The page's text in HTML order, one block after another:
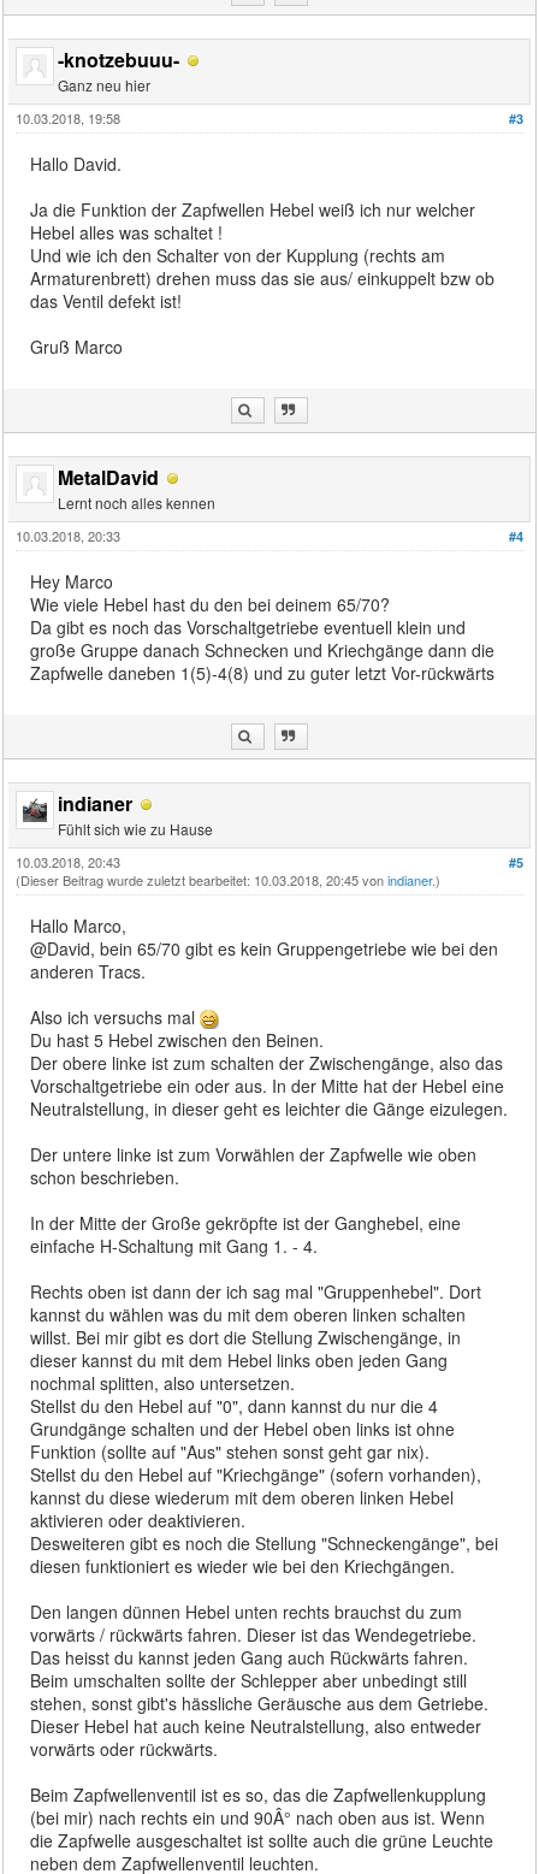
-knotzebuuu-
Ganz neu hier
#3
10.03.2018, 19:58
Hallo David.
Ja die Funktion der Zapfwellen Hebel weiß ich nur welcher
Hebel alles was schaltet !
Und wie ich den Schalter von der Kupplung (rechts am
Armaturenbrett) drehen muss das sie aus/ einkuppelt bzw ob
das Ventil defekt ist!
Gruß Marco
MetalDavid
Lernt noch alles kennen
#4
10.03.2018, 20:33
Hey Marco
Wie viele Hebel hast du den bei deinem 65/70?
Da gibt es noch das Vorschaltgetriebe eventuell klein und
große Gruppe danach Schnecken und Kriechgänge dann die
Zapfwelle daneben 1(5)-4(8) und zu guter letzt Vor-rückwärts
indianer
Fühlt sich wie zu Hause
#5
10.03.2018, 20:43
(Dieser Beitrag wurde zuletzt bearbeitet: 10.03.2018, 20:45 vonindianer.)
Hallo Marco,
@David, bein 65/70 gibt es kein Gruppengetriebe wie bei den
anderen Tracs.
Also ich versuchs mal
Du hast 5 Hebel zwischen den Beinen.
Der obere linke ist zum schalten der Zwischengänge, also das
Vorschaltgetriebe ein oder aus. In der Mitte hat der Hebel eine
Neutralstellung, in dieser geht es leichter die Gänge eizulegen.
Der untere linke ist zum Vorwählen der Zapfwelle wie oben
schon beschrieben.
In der Mitte der Große gekröpfte ist der Ganghebel, eine
einfache H-Schaltung mit Gang 1. - 4.
Rechts oben ist dann der ich sag mal "Gruppenhebel". Dort
kannst du wählen was du mit dem oberen linken schalten
willst. Bei mir gibt es dort die Stellung Zwischengänge, in
dieser kannst du mit dem Hebel links oben jeden Gang
nochmal splitten, also untersetzen.
Stellst du den Hebel auf "0", dann kannst du nur die 4
Grundgänge schalten und der Hebel oben links ist ohne
Funktion (sollte auf "Aus" stehen sonst geht gar nix).
Stellst du den Hebel auf "Kriechgänge" (sofern vorhanden),
kannst du diese wiederum mit dem oberen linken Hebel
aktivieren oder deaktivieren.
Desweiteren gibt es noch die Stellung "Schneckengänge", bei
diesen funktioniert es wieder wie bei den Kriechgängen.
Den langen dünnen Hebel unten rechts brauchst du zum
vorwärts / rückwärts fahren. Dieser ist das Wendegetriebe.
Das heisst du kannst jeden Gang auch Rückwärts fahren.
Beim umschalten sollte der Schlepper aber unbedingt still
stehen, sonst gibt's hässliche Geräusche aus dem Getriebe.
Dieser Hebel hat auch keine Neutralstellung, also entweder
vorwärts oder rückwärts.
Beim Zapfwellenventil ist es so, das die Zapfwellenkupplung
(bei mir) nach rechts ein und 90Â° nach oben aus ist. Wenn
die Zapfwelle ausgeschaltet ist sollte auch die grüne Leuchte
neben dem Zapfwellenventil leuchten.